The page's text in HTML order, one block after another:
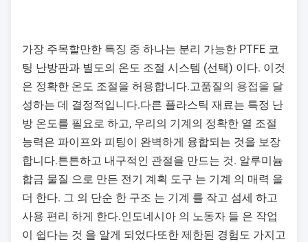
가장 주목할만한 특징 중 하나는 분리 가능한 PTFE 코
팅 난방판과 별도의 온도 조절 시스템 (선택) 이다. 이것
은 정확한 온도 조절을 허용합니다.고품질의 용접을 달
성하는 데 결정적입니다.다른 플라스틱 재료는 특정 난
방 온도를 필요로 하고, 우리의 기계의 정확한 열 조절
능력은 파이프와 피팅이 완벽하게 융합되는 것을 보장
합니다.튼튼하고 내구적인 관절을 만드는 것. 알루미늄
합금 물질 으로 만든 전기 계획 도구 는 기계 의 매력 을
더 한다. 그 의 단순 한 구조 는 기계 를 작고 섬세 하고
사용 편리 하게 한다.인도네시아 의 노동자 들 은 작업
이 쉽다는 것 을 알게 되었다또한 제한된 경험도 가지고